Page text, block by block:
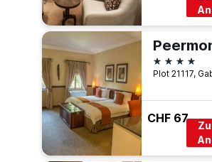
4 Sterne
CHF 67